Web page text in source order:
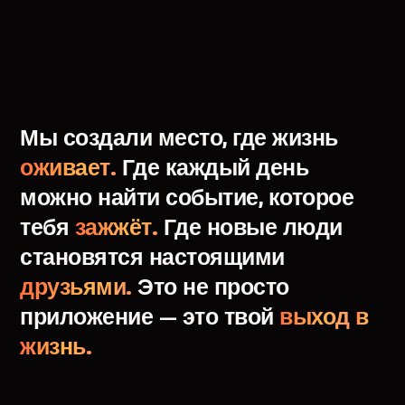
Мы создали место, где жизнь
оживает. Где каждый день
можно найти событие, которое
тебя зажжёт. Где новые люди
становятся настоящими
друзьями. Это не просто
приложение — это твой выход в
жизнь.